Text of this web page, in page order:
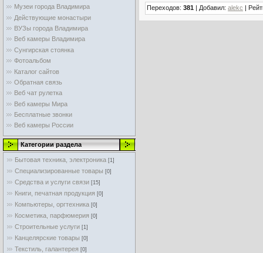
Музеи города Владимира
Действующие монастыри
ВУЗы города Владимира
Веб камеры Владимира
Сунгирская стоянка
Фотоальбом
Каталог сайтов
Обратная связь
Веб чат рулетка
Веб камеры Мира
Бесплатные звонки
Веб камеры России
Категории раздела
Бытовая техника, электроника [1]
Специализированные товары [0]
Средства и услуги связи [15]
Книги, печатная продукция [0]
Компьютеры, оргтехника [0]
Косметика, парфюмерия [0]
Строительные услуги [1]
Канцелярские товары [0]
Текстиль, галантерея [0]
Переходов: 381 | Добавил: alekc |